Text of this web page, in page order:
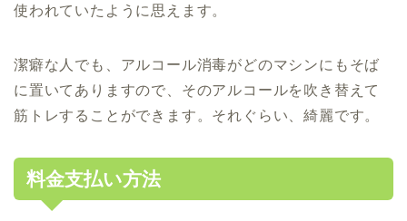
使われていたように思えます。
潔癖な人でも、アルコール消毒がどのマシンにもそば
に置いてありますので、そのアルコールを吹き替えて
筋トレすることができます。それぐらい、綺麗です。
料金支払い方法